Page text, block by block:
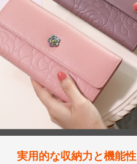
実用的な収納力と機能性